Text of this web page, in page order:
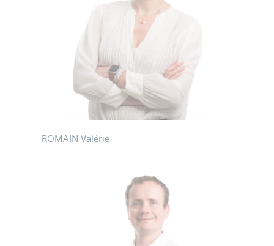
ROMAIN Valérie